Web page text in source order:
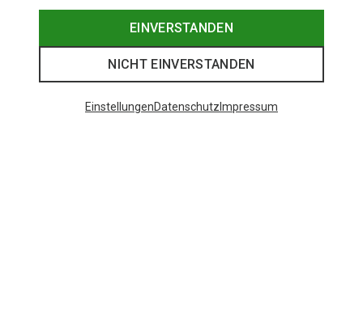
EINVERSTANDEN
NICHT EINVERSTANDEN
EinstellungenDatenschutz Impressum